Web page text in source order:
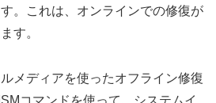
。これは、オンラインでの修復が
す。
メディアを使ったオフライン修復
コマンドを使って、システムイ